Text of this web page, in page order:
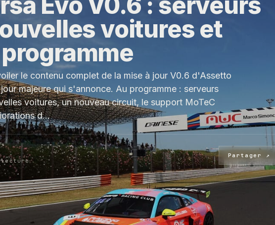
voitures et
le contenu complet de la mise à jour V0.6 d'Assetto
majeure qui s'annonce. Au programme : serveurs
voitures, un nouveau circuit, le support MoTeC
d...
Partager ↗